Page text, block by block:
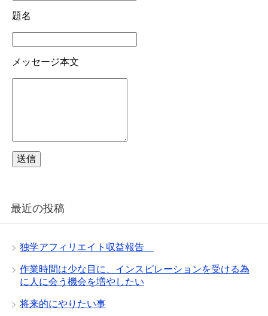
題名
メッセージ本文
最近の投稿
独学アフィリエイト収益報告
作業時間は少な目に、インスピレーションを受ける為
に人に会う機会を増やしたい
将来的にやりたい事